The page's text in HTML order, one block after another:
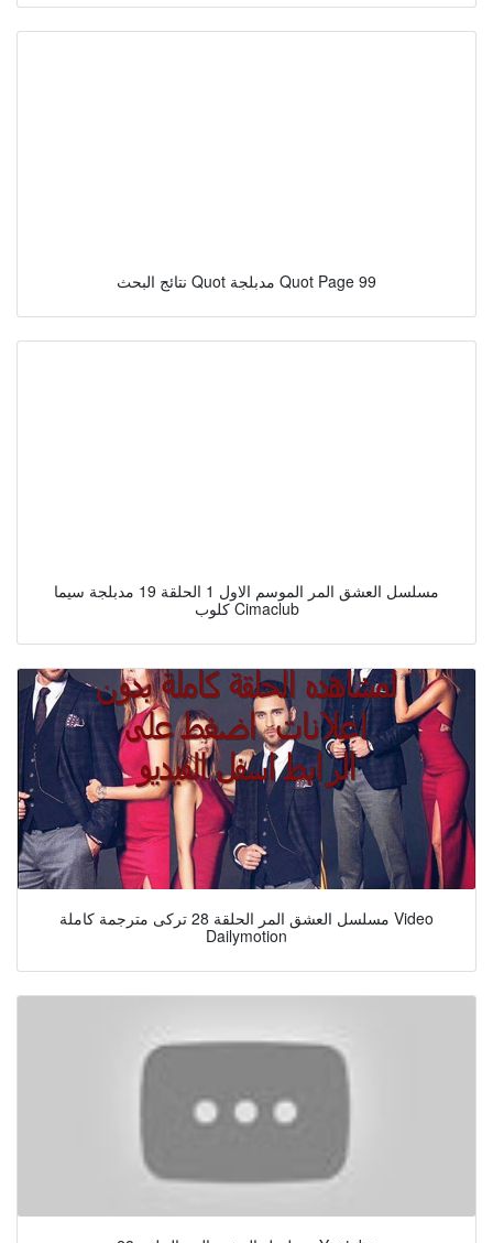
نتائج البحث Quot مدبلجة Quot Page 99
مسلسل العشق المر الموسم الاول 1 الحلقة 19 مدبلجة سيما
كلوب Cimaclub
مسلسل العشق المر الحلقة 28 تركى مترجمة كاملة Video
Dailymotion